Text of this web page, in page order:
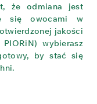
że odmiana jest
się owocami w
jakości
wybierasz
by stać się